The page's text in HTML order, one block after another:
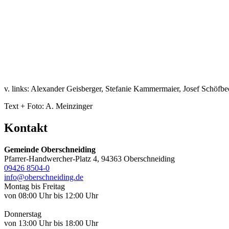
v. links: Alexander Geisberger, Stefanie Kammermaier, Josef
Text + Foto: A. Meinzinger
Kontakt
Gemeinde Oberschneiding
Pfarrer-Handwercher-Platz 4, 94363 Oberschneiding
09426 8504-0
info@oberschneiding.de
Montag bis Freitag
von 08:00 Uhr bis 12:00 Uhr
Donnerstag
von 13:00 Uhr bis 18:00 Uhr